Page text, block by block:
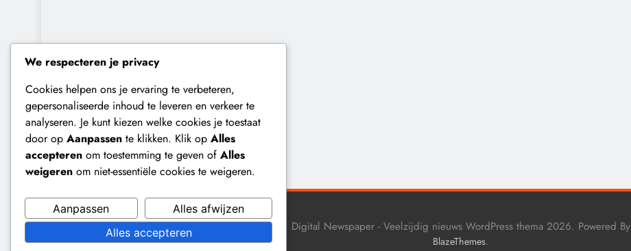
Digital Newspaper - Veelzijdig nieuws WordPress thema 2026. Powered By
BlazeThemes.
We respecteren je privacy
Cookies helpen ons je ervaring te verbeteren,
gepersonaliseerde inhoud te leveren en verkeer te
analyseren. Je kunt kiezen welke cookies je toestaat
door op Aanpassen te klikken. Klik op Alles
accepteren om toestemming te geven of Alles
weigeren om niet-essentiële cookies te weigeren.
Aanpassen
Alles afwijzen
Alles accepteren